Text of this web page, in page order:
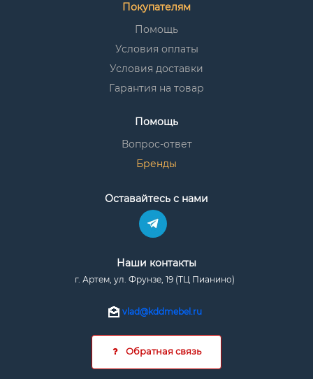
Покупателям
Помощь
Условия оплаты
Условия доставки
Гарантия на товар
Помощь
Вопрос-ответ
Бренды
Оставайтесь с нами
Наши контакты
г. Артем, ул. Фрунзе, 19 (ТЦ Пианино)
vlad@kddmebel.ru
Обратная связь